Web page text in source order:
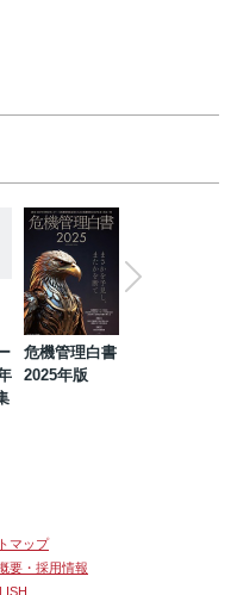
危機管理白書
2025年版
マップ
要・採用情報